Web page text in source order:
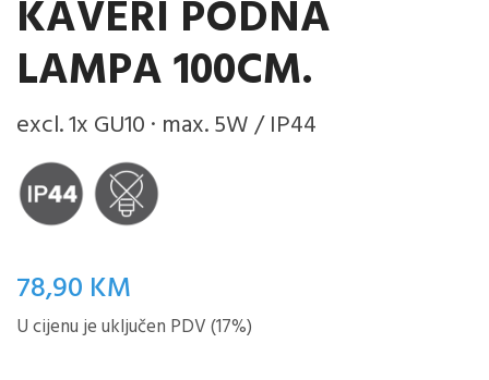
KAVERI PODNA
LAMPA 100CM.
excl. 1x GU10 · max. 5W / IP44
78,90 KM
U cijenu je uključen PDV (17%)